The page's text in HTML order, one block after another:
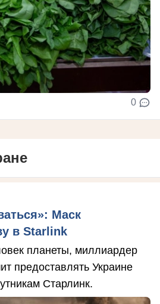
0
Маск
в Starlink
планеты, миллиардер
предоставлять Украине
Старлинк.